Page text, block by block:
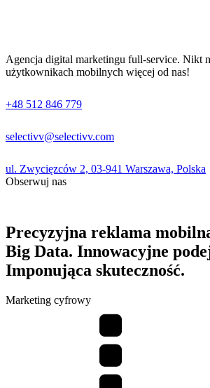
Agencja digital marketingu full-service. Nikt
użytkownikach mobilnych więcej od nas!
+48 512 846 779
selectivv@selectivv.com
ul. Zwycięzców 2, 03-941 Warszawa, Polska
Obserwuj nas
Precyzyjna reklama
Big Data. Innowacyjne
Imponująca skuteczność.
Marketing cyfrowy